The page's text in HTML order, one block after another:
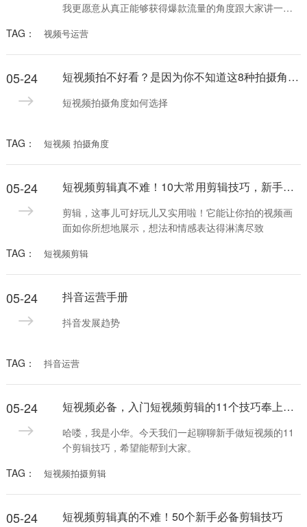
我更愿意从真正能够获得爆款流量的角度跟大家讲一
还是重点从算法的角度去跟大家讲讲视频号怎样才能快
速起号、快速获得流量。
TAG： 视频号运营
05-24 短视频拍不好看？是因为你不知道这8种拍摄角度，学会了你试试
短视频拍摄角度如何选择
TAG： 短视频 拍摄角度
05-24 短视频剪辑真不难！10大常用剪辑技巧，新手也能花样多
剪辑，这事儿可好玩儿又实用啦！它能让你拍的视频画
面如你所想地展示，想法和情感表达得淋漓尽致
TAG：
短视频剪辑
05-24 抖音运营手册
抖音发展趋势
TAG： 抖音运营
05-24 短视频必备，入门短视频剪辑的11个技巧奉上！沈阳短视频剪辑培训
哈喽，我是小华。今天我们一起聊聊新手做短视频的11
个剪辑技巧，希望能帮到大家。
TAG：
短视频拍摄剪辑
05-24 短视频剪辑真的不难！50个新手必备剪辑技巧